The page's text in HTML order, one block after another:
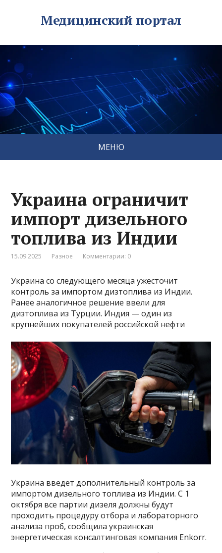
Медицинский портал
МЕНЮ
Украина ограничит
импорт дизельного
топлива из Индии
15.09.2025 Разное Комментарии: 0
Украина со следующего месяца ужесточит
контроль за импортом дизтоплива из Индии.
Ранее аналогичное решение ввели для
дизтоплива из Турции. Индия — один из
крупнейших покупателей российской нефти
Украина введет дополнительный контроль за
импортом дизельного топлива из Индии. С 1
октября все партии дизеля должны будут
проходить процедуру отбора и лабораторного
анализа проб, сообщила украинская
энергетическая консалтинговая компания Enkorr.